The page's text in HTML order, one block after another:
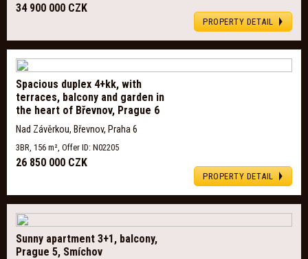
34 900 000 CZK
PROPERTY DETAIL
Spacious duplex 4+kk, with
terraces, balcony and garden in
the heart of Břevnov, Prague 6
Nad Závěrkou, Břevnov, Praha 6
3BR, 156 m², Offer ID: N02205
26 850 000 CZK
PROPERTY DETAIL
Sunny apartment 3+1, balcony,
Prague 5, Smíchov